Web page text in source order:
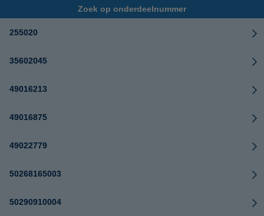
Zoek op onderdeelnummer
255020
35602045
49016213
49016875
49022779
50268165003
50290910004